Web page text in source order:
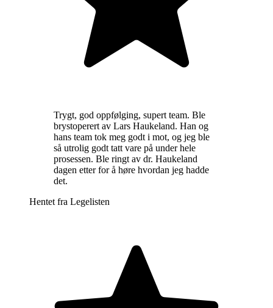
Trygt, god oppfølging, supert team. Ble
brystoperert av Lars Haukeland. Han og
hans team tok meg godt i mot, og jeg ble
så utrolig godt tatt vare på under hele
prosessen. Ble ringt av dr. Haukeland
dagen etter for å høre hvordan jeg hadde
det.
Hentet fra Legelisten